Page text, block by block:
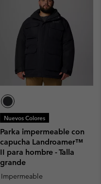
Nuevos Colores
Parka impermeable con
capucha Landroamer™
II para hombre - Talla
grande
Impermeable